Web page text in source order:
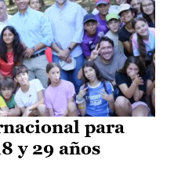
para
y 29 años